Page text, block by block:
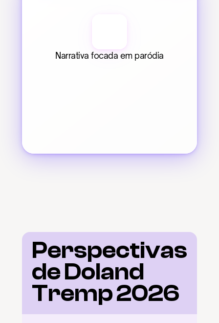
Narrativa focada em paródia
Perspectivas
de Doland
Tremp 2026